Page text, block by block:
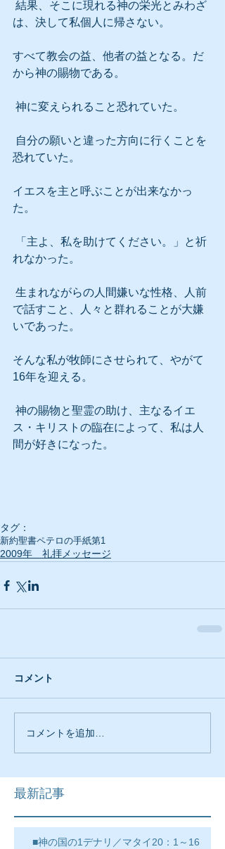
は、決して私個人に帰さない。
すべて教会の益、他者の益となる。だ
から神の賜物である。
神に変えられること恐れていた。
恐れていた。
イエスを主と呼ぶことが出来なかっ
た。
れなかった。
で話すこと、人々と群れることが大嫌
いであった。
そんな私が牧師にさせられて、やがて
16年を迎える。
ス・キリストの臨在によって、私は人
間が好きになった。
タグ：
新約聖書ペテロの手紙第1
2009年 礼拝メッセージ
コメント
コメントを追加…
最新記事
■神の国の1デナリ／マタイ20：1～16